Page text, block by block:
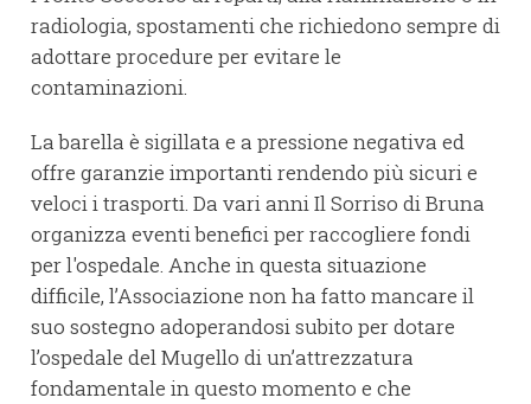
radiologia, spostamenti che richiedono sempre di
adottare procedure per evitare le
contaminazioni.
La barella è sigillata e a pressione negativa ed
offre garanzie importanti rendendo più sicuri e
veloci i trasporti. Da vari anni Il Sorriso di Bruna
organizza eventi benefici per raccogliere fondi
per l'ospedale. Anche in questa situazione
difficile, l’Associazione non ha fatto mancare il
suo sostegno adoperandosi subito per dotare
l’ospedale del Mugello di un’attrezzatura
fondamentale in questo momento e che